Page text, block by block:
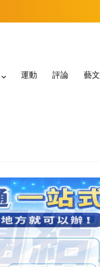
運動 評論 藝文